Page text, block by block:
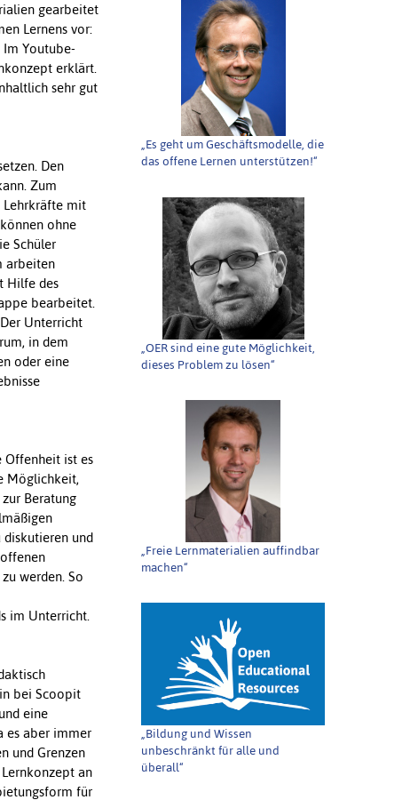
gearbeitet
Lernens vor:
Im Youtube-
erklärt.
sehr gut
Den
Zum
Lehrkräfte mit
ohne
Schüler
arbeiten
Hilfe des
bearbeitet.
Unterricht
in dem
oder eine
Offenheit ist es
Möglichkeit,
Beratung
diskutieren und
werden. So
im Unterricht.
bei Scoopit
eine
es aber immer
und Grenzen
an
für
„Es geht um Geschäftsmodelle, die
das offene Lernen unterstützen!“
„OER sind eine gute Möglichkeit,
dieses Problem zu lösen“
„Freie Lernmaterialien auffindbar
machen“
„Bildung und Wissen
unbeschränkt für alle und
überall“